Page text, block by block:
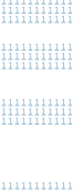
1 1 1 1 1 1 1 1 1 1 1
1 1 1 1 1 1 1 1 1 1 1
1 1 1 1 1 1 1 1 1 1 1
1 1 1 1 1 1 1 1 1 1 1
1 1 1 1 1 1 1 1 1 1 1
1 1 1 1 1 1 1 1 1 1 1
1 1 1 1 1 1 1 1 1 1 1
1 1 1 1 1 1 1 1 1 1 1
1 1 1 1 1 1 1 1 1 1 1